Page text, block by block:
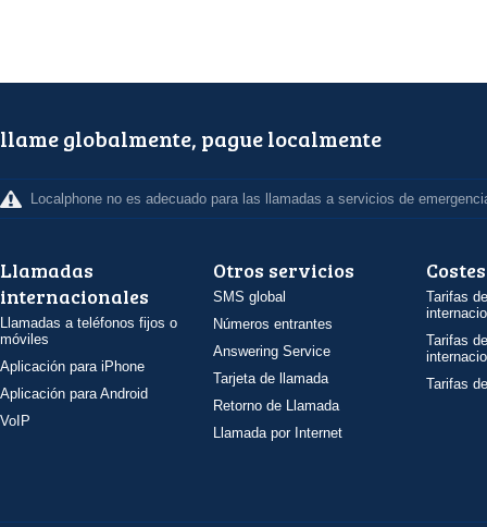
llame globalmente, pague localmente
Localphone no es adecuado para las llamadas a servicios de
Llamadas
internacionales
Llamadas a teléfonos fijos o
móviles
Aplicación para iPhone
Aplicación para Android
VoIP
Otros servicios
SMS global
Números entrantes
Answering Service
Tarjeta de llamada
Retorno de Llamada
Llamada por Internet
Costes
Tarifas
Tarifas
Tarifas